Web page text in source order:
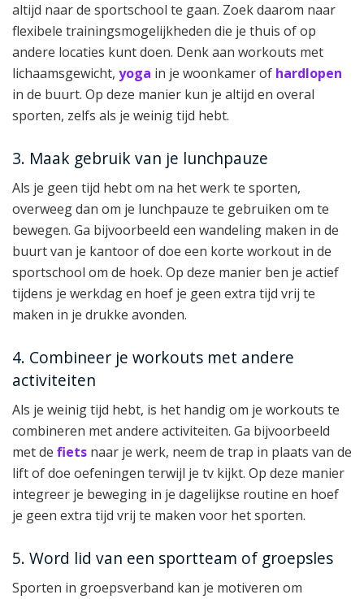
altijd naar de sportschool te gaan. Zoek daarom naar
flexibele trainingsmogelijkheden die je thuis of op
andere locaties kunt doen. Denk aan workouts met
lichaamsgewicht, yoga in je woonkamer of hardlopen
in de buurt. Op deze manier kun je altijd en overal
sporten, zelfs als je weinig tijd hebt.
3. Maak gebruik van je lunchpauze
Als je geen tijd hebt om na het werk te sporten,
overweeg dan om je lunchpauze te gebruiken om te
bewegen. Ga bijvoorbeeld een wandeling maken in de
buurt van je kantoor of doe een korte workout in de
sportschool om de hoek. Op deze manier ben je actief
tijdens je werkdag en hoef je geen extra tijd vrij te
maken in je drukke avonden.
4. Combineer je workouts met andere
activiteiten
Als je weinig tijd hebt, is het handig om je workouts te
combineren met andere activiteiten. Ga bijvoorbeeld
met de fiets naar je werk, neem de trap in plaats van de
lift of doe oefeningen terwijl je tv kijkt. Op deze manier
integreer je beweging in je dagelijkse routine en hoef
je geen extra tijd vrij te maken voor het sporten.
5. Word lid van een sportteam of groepsles
Sporten in groepsverband kan je motiveren om